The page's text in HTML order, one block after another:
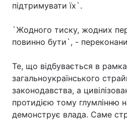
Здоров'я
Цікавинки
Лонгріди
Відео з Youtube
підтримувати їх`.
`Жодного тиску, жодних
повинно бути`, -
Те, що відбувається в
загальноукраїнського
законодавства, а
протидією тому глумлінню
демонструє влада. Саме